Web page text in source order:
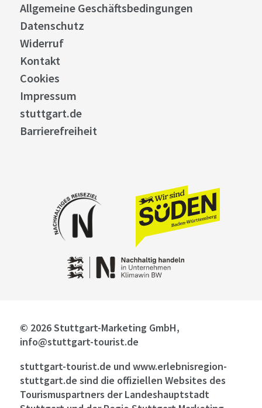
Allgemeine Geschäftsbedingungen
Datenschutz
Widerruf
Kontakt
Cookies
Impressum
stuttgart.de
Barrierefreiheit
© 2026 Stuttgart-Marketing GmbH,
info@stuttgart-tourist.de
stuttgart-tourist.de und www.erlebnisregion-
stuttgart.de sind die offiziellen Websites des
Tourismuspartners der Landeshauptstadt